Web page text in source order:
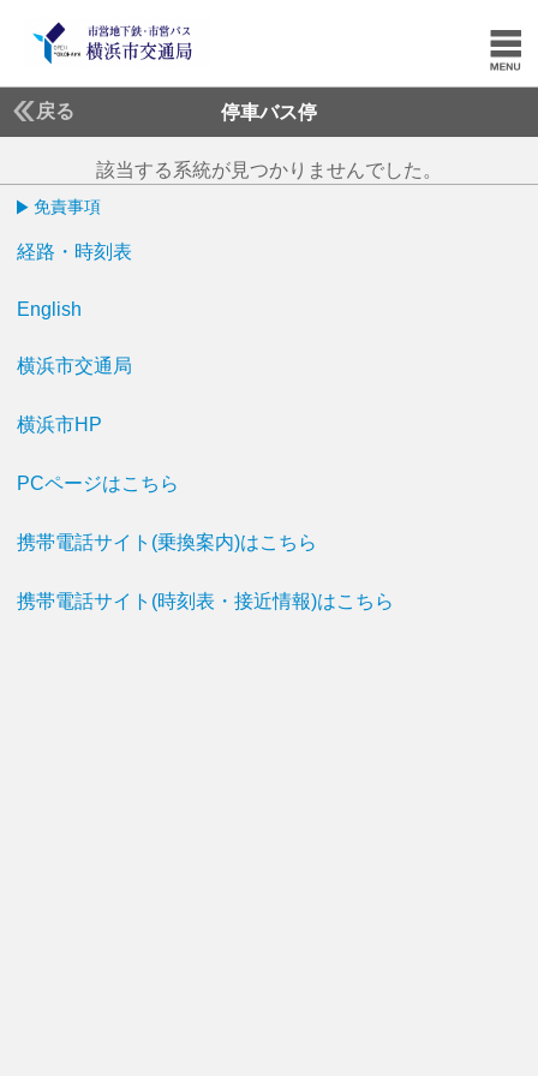
戻る 停車バス停
該当する系統が見つかりませんでした。
免責事項
経路・時刻表
English
横浜市交通局
横浜市HP
PCページはこちら
携帯電話サイト(乗換案内)はこちら
携帯電話サイト(時刻表・接近情報)はこちら